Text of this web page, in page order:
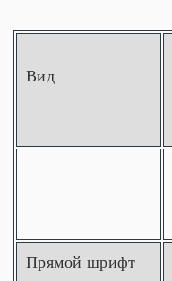
Вид
Прямой шрифт